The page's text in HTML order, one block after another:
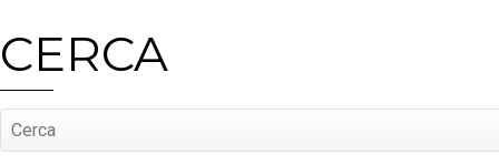
CERCA